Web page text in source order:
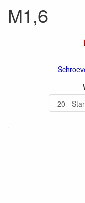
M1,6